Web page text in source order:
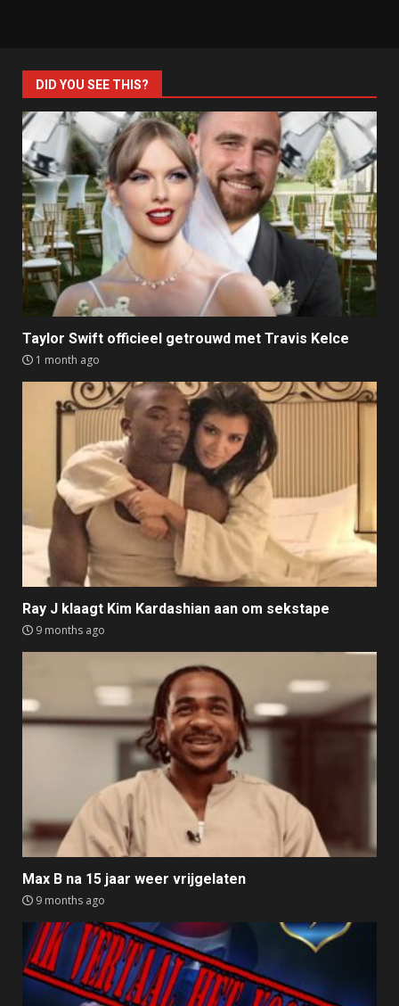
DID YOU SEE THIS?
Taylor Swift officieel getrouwd met Travis Kelce
1 month ago
Ray J klaagt Kim Kardashian aan om sekstape
9 months ago
Max B na 15 jaar weer vrijgelaten
9 months ago